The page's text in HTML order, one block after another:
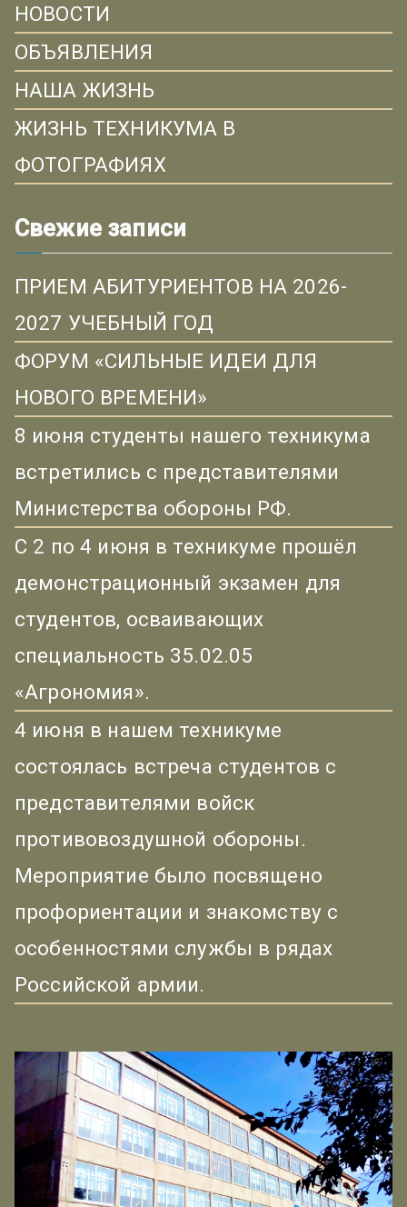
НОВОСТИ
ОБЪЯВЛЕНИЯ
НАША ЖИЗНЬ
ЖИЗНЬ ТЕХНИКУМА В
ФОТОГРАФИЯХ
Свежие записи
ПРИЕМ АБИТУРИЕНТОВ НА 2026-
2027 УЧЕБНЫЙ ГОД
ФОРУМ «СИЛЬНЫЕ ИДЕИ ДЛЯ
НОВОГО ВРЕМЕНИ»
8 июня студенты нашего техникума
встретились с представителями
Министерства обороны РФ.
С 2 по 4 июня в техникуме прошёл
демонстрационный экзамен для
студентов, осваивающих
специальность 35.02.05
«Агрономия».
4 июня в нашем техникуме
состоялась встреча студентов с
представителями войск
противовоздушной обороны.
Мероприятие было посвящено
профориентации и знакомству с
особенностями службы в рядах
Российской армии.